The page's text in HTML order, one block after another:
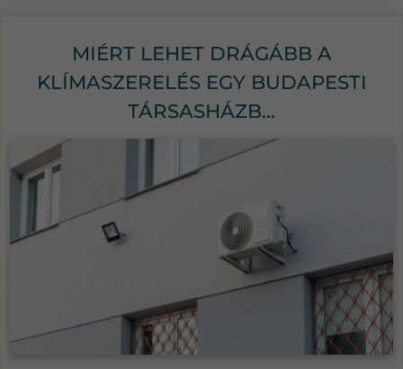
MIÉRT LEHET DRÁGÁBB A
KLÍMASZERELÉS EGY BUDAPESTI
TÁRSASHÁZB...